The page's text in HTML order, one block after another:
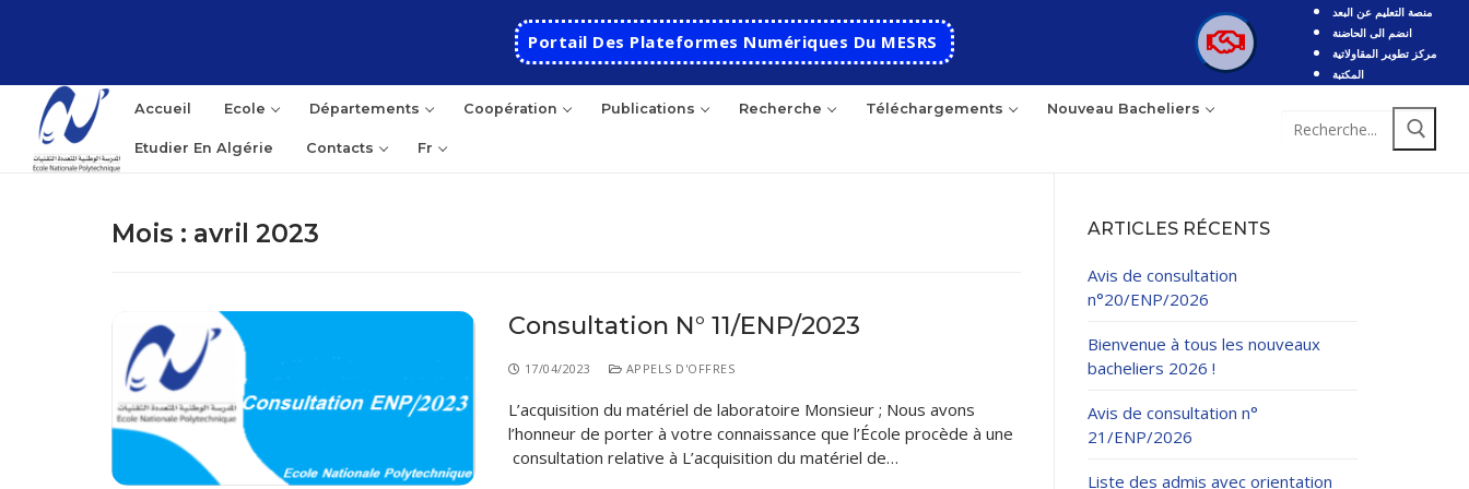
Portail Des Plateformes Numériques Du MESRS
منصة التعليم عن البعد
انضم الى الحاضنة
مركز تطوير المقاولاتية
المكتبة
Accueil Ecole Départements Coopération Publications Recherche Téléchargements Nouveau Bacheliers
Etudier En Algérie Contacts Fr
Présentation
Départements
Mois : avril 2023
Consultation N° 11/ENP/2023
17/04/2023 APPELS D'OFFRES
L’acquisition du matériel de laboratoire Monsieur ; Nous avons
l’honneur de porter à votre connaissance que l’École procède à une
consultation relative à L’acquisition du matériel de…
ARTICLES RÉCENTS
Avis de consultation
n°20/ENP/2026
Bienvenue à tous les nouveaux
bacheliers 2026 !
Avis de consultation n°
21/ENP/2026
Liste des admis avec orientation